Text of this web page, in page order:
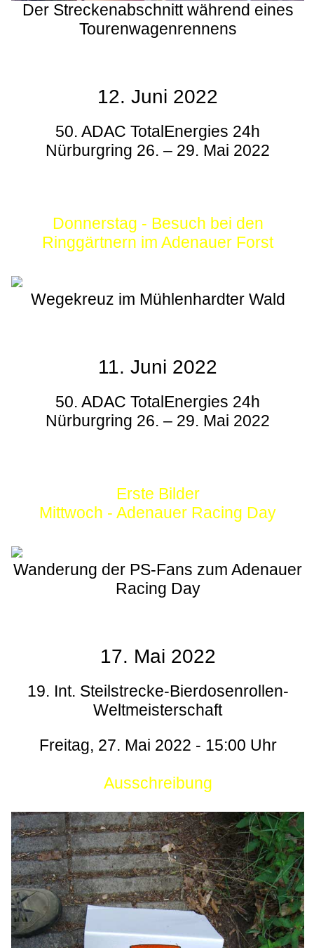
Der Streckenabschnitt während eines
Tourenwagenrennens
12. Juni 2022
50. ADAC TotalEnergies 24h
Nürburgring 26. – 29. Mai 2022
Donnerstag - Besuch bei den
Ringgärtnern im Adenauer Forst
Wegekreuz im Mühlenhardter Wald
11. Juni 2022
50. ADAC TotalEnergies 24h
Nürburgring 26. – 29. Mai 2022
Erste Bilder
Mittwoch - Adenauer Racing Day
Wanderung der PS-Fans zum Adenauer
Racing Day
17. Mai 2022
19. Int. Steilstrecke-Bierdosenrollen-
Weltmeisterschaft
Freitag, 27. Mai 2022 - 15:00 Uhr
Ausschreibung